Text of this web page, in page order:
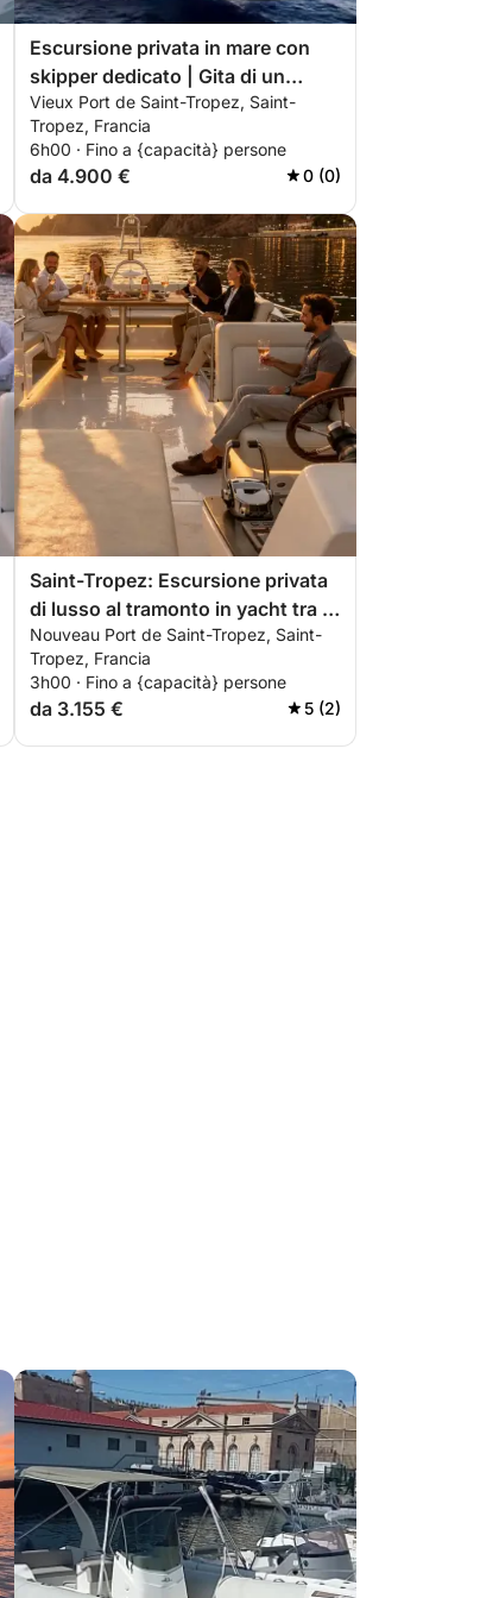
Escursione privata in mare con
skipper dedicato | Gita di un
giorno a bordo dello yacht
premium Pershing 5X – Saint-
Tropez, Pampelonne e Cap Taillat
| Champagne, paddleboarding,
snorkeling, scooter subacqueo
Vieux Port de Saint-Tropez, Saint-
Tropez, Francia
6h00 · Fino a {capacità} persone
da 4.900 € 0 (0)
Saint-Tropez: Escursione privata
di lusso al tramonto in yacht tra le
montagne dell'Estérel con
aperitivo, paddleboarding e
snorkeling.
Nouveau Port de Saint-Tropez, Saint-
Tropez, Francia
3h00 · Fino a {capacità} persone
da 3.155 € 5 (2)